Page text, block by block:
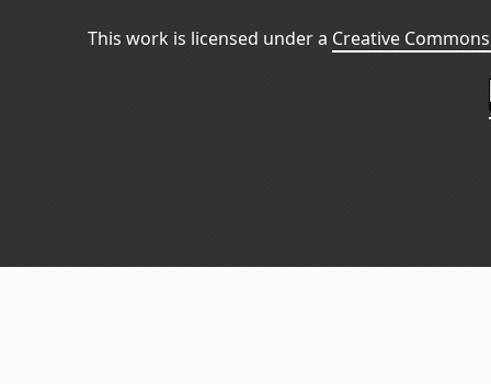
This work is licensed under a Creative